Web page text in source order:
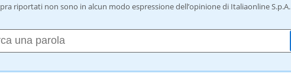
riportati non sono in alcun modo espressione dell’opinione di Italiaonline S.p.A.